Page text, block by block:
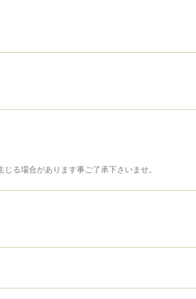
る場合があります事ご了承下さいませ。